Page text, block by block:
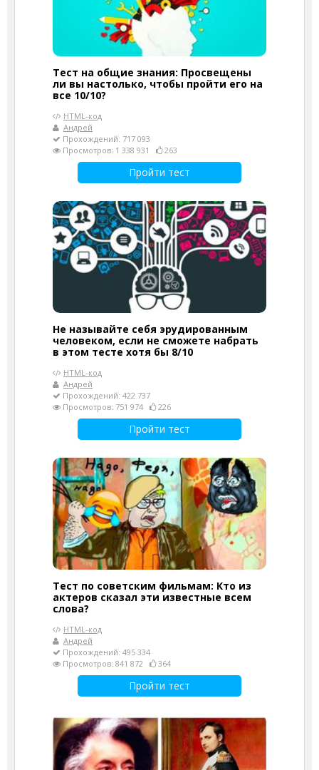
Тест на общие знания: Просвещены
ли вы настолько, чтобы пройти его на
все 10/10?
HTML-код
Андрей
Прохождений: 717 093
Просмотров: 1 338 931
263
Пройти тест
Не называйте себя эрудированным
человеком, если не сможете набрать
в этом тесте хотя бы 8/10
HTML-код
Андрей
Прохождений: 422 737
Просмотров: 751 974
226
Пройти тест
Тест по советским фильмам: Кто из
актеров сказал эти известные всем
слова?
HTML-код
Андрей
Прохождений: 495 334
Просмотров: 841 872
364
Пройти тест